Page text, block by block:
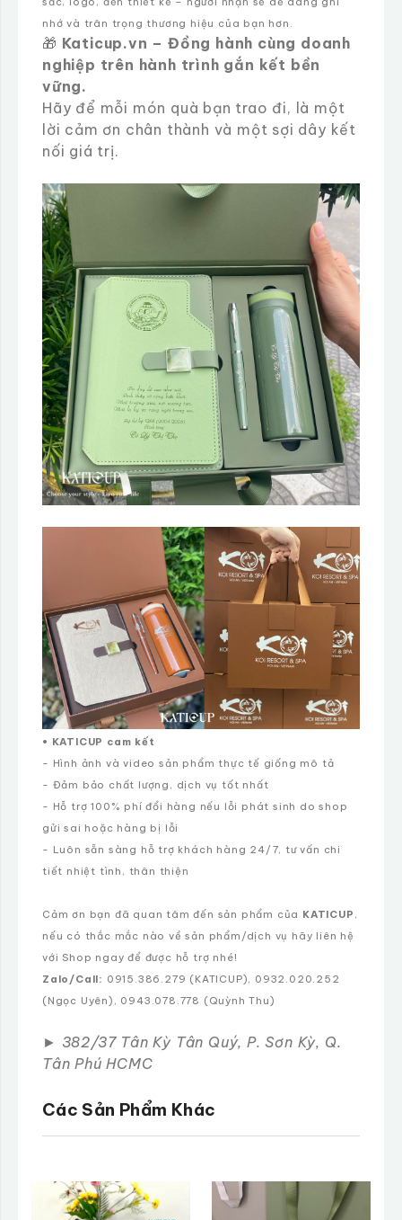
nhớ và trân trọng thương hiệu của bạn hơn.
🎁 Katicup.vn – Đồng hành cùng doanh
nghiệp trên hành trình gắn kết bền
vững.
Hãy để mỗi món quà bạn trao đi, là một
lời cảm ơn chân thành và một sợi dây kết
nối giá trị.
• KATICUP cam kết
- Hình ảnh và video sản phẩm thực tế giống mô tả
- Đảm bảo chất lượng, dịch vụ tốt nhất
- Hỗ trợ 100% phí đổi hàng nếu lỗi phát sinh do shop
gửi sai hoặc hàng bị lỗi
- Luôn sẵn sàng hỗ trợ khách hàng 24/7, tư vấn chi
tiết nhiệt tình, thân thiện
Cảm ơn bạn đã quan tâm đến sản phẩm của KATICUP ,
nếu có thắc mắc nào về sản phẩm/dịch vụ hãy liên hệ
với Shop ngay để được hỗ trợ nhé!
Zalo/Call: 0915.386.279 (KATICUP), 0932.020.252
(Ngọc Uyên), 0943.078.778 (Quỳnh Thu)
► 382/37 Tân Kỳ Tân Quý, P. Sơn Kỳ, Q.
Tân Phú HCMC
Các Sản Phẩm Khác